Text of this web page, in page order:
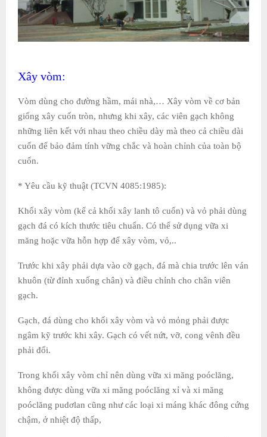
Xây vòm:
Vòm dùng cho đường hầm, mái nhà,… Xây vòm về cơ bản
giống xây cuốn tròn, nhưng khi xây, các viên gạch không
những liên kết với nhau theo chiều dày mà theo cả chiều dài
cuốn để bảo đảm tính vững chắc và hoàn chỉnh của toàn bộ
cuốn.
* Yêu cầu kỹ thuật (TCVN 4085:1985):
Khối xây vòm (kể cả khối xây lanh tô cuốn) và vỏ phải dùng
gạch đá có kích thước tiêu chuẩn. Có thể sử dụng vữa xi
măng hoặc vữa hỗn hợp để xây vòm, vỏ,..
Trước khi xây phải dựa vào cỡ gạch, đá mà chia trước lên ván
khuôn (từ đỉnh xuống chân) và điều chỉnh cho chân viên
gạch.
Gạch, đá dùng cho khối xây vòm và vỏ mỏng phải được
ngâm kỹ trước khi xây. Gạch có vết nứt, vỡ, cong vênh đều
phải đổi.
Trong khối xây vòm chỉ nên dùng vữa xi măng poóclăng,
không được dùng vữa xi măng poóclăng xỉ và xi măng
poóclăng pudơlan cũng như các loại xi máng khác đông cứng
chậm, ở nhiệt độ thấp,